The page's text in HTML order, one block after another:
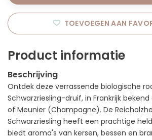
TOEVOEGEN AAN
Product informatie
Beschrijving
Ontdek deze verrassende biologische
Schwarzriesling-druif, in Frankrijk
of Meunier (Champagne). De
Schwarzriesling heeft een prachtige
biedt aroma's van kersen, bessen en